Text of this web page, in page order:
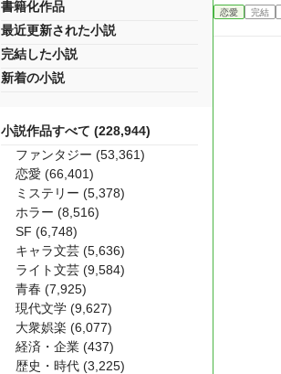
恋愛 完結
書籍化作品
最近更新された小説
完結した小説
新着の小説
小説作品すべて (228,944)
ファンタジー (53,361)
恋愛 (66,401)
ミステリー (5,378)
ホラー (8,516)
SF (6,748)
キャラ文芸 (5,636)
ライト文芸 (9,584)
青春 (7,925)
現代文学 (9,627)
大衆娯楽 (6,077)
経済・企業 (437)
歴史・時代 (3,225)